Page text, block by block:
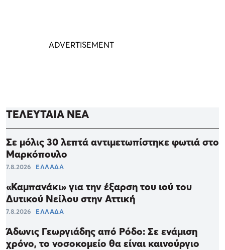
ΤΕΛΕΥΤΑΙΑ ΝΕΑ
Σε μόλις 30 λεπτά αντιμετωπίστηκε φωτιά στο
Μαρκόπουλο
7.8.2026 ΕΛΛΑΔΑ
«Καμπανάκι» για την έξαρση του ιού του
Δυτικού Νείλου στην Αττική
7.8.2026 ΕΛΛΑΔΑ
Άδωνις Γεωργιάδης από Ρόδο: Σε ενάμιση
χρόνο, το νοσοκομείο θα είναι καινούργιο